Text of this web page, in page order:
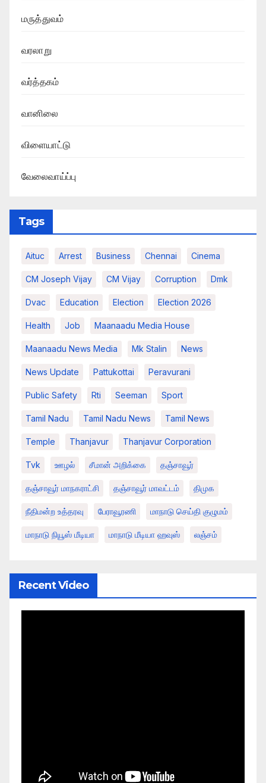
மருத்துவம்
வரலாறு
வர்த்தகம்
வானிலை
விளையாட்டு
வேலைவாய்ப்பு
Tags
Aituc Arrest Business Chennai Cinema
CM Joseph Vijay CM Vijay Corruption Dmk
Dvac Education Election Election 2026
Health Job Maanaadu Media House
Maanaadu News Media Mk Stalin News
News Update Pattukottai Peravurani
Public Safety Rti Seeman Sport
Tamil Nadu Tamil Nadu News Tamil News
Temple Thanjavur Thanjavur Corporation
Tvk ஊழல் சீமான் அறிக்கை தஞ்சாவூர்
தஞ்சாவூர் மாநகராட்சி தஞ்சாவூர் மாவட்டம் திமுக
நீதிமன்ற உத்தரவு பேராவூரணி மாநாடு செய்தி குழுமம்
மாநாடு நியூஸ் மீடியா மாநாடு மீடியா ஹவுஸ் லஞ்சம்
Recent Video